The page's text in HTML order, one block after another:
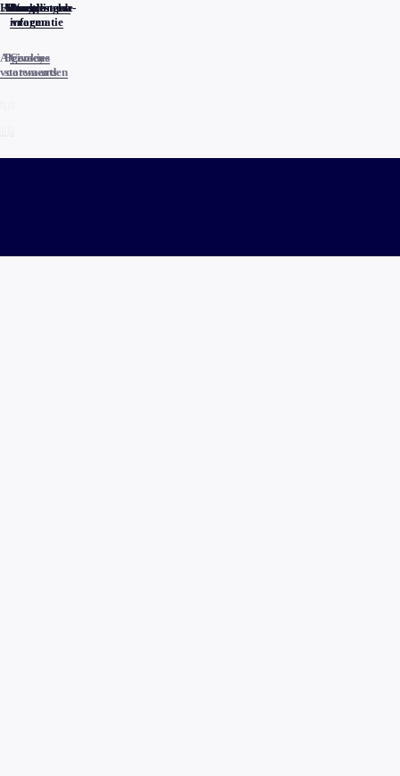
Home
Actueel
Uitzendingen
Reacties
Programma-
informatie
Veelgestelde
vragen
Algemene
voorwaarden
Privacy
statements
Cookies